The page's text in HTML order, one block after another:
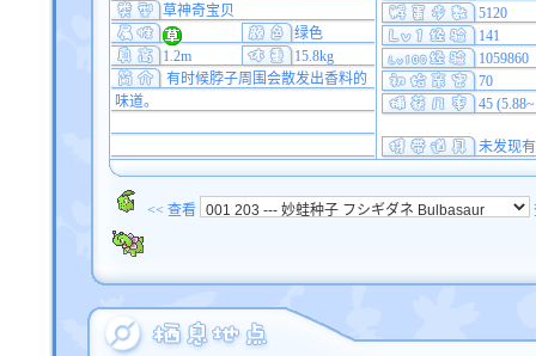
5120
141
1059860
70
45
未发现
草神奇宝贝
绿色
1.2m
15.8kg
有时候脖子周围会散发出香料的
味道。
<< 查看